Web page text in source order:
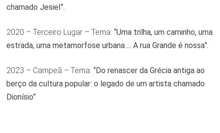
chamado Jesiel”.
2020 – Terceiro Lugar – Tema: “Uma trilha, um caminho, uma
estrada, uma metamorfose urbana…. A rua Grande é nossa”.
2023 – Campeã – Tema: “Do renascer da Grécia antiga ao
berço da cultura popular: o legado de um artista chamado
Dionísio”